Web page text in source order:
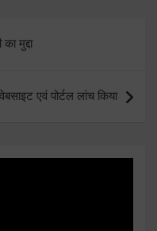
मुद्दा
एवं पोर्टल लांच किया